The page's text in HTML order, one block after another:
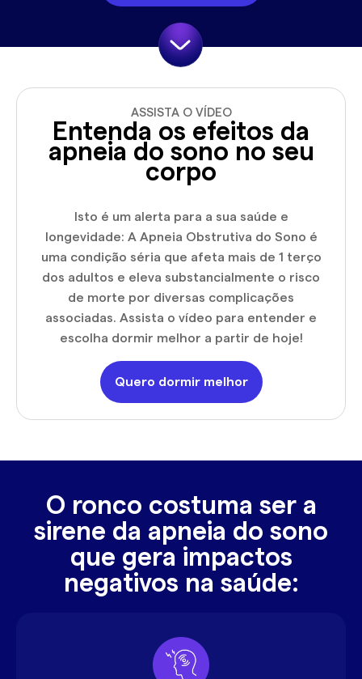
ASSISTA O VÍDEO
Entenda os efeitos da
apneia do sono no seu
corpo
Isto é um alerta para a sua saúde e
longevidade: A Apneia Obstrutiva do Sono é
uma condição séria que afeta mais de 1 terço
dos adultos e eleva substancialmente o risco
de morte por diversas complicações
associadas. Assista o vídeo para entender e
escolha dormir melhor a partir de hoje!
Quero dormir melhor
O ronco costuma ser a
sirene da apneia do sono
que gera impactos
negativos na saúde: